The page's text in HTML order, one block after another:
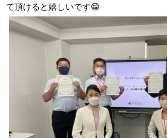
て頂けると嬉しいです😁